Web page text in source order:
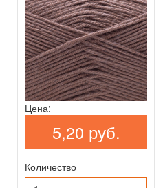
Цена:
5,20 руб.
Количество